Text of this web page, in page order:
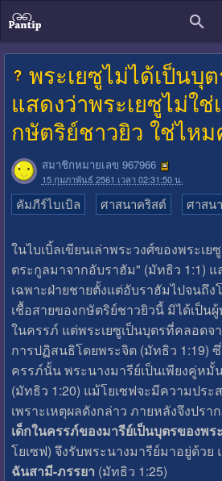
พระเยซูไม่ได้เป็นบุ
แสดงว่าพระเยซูไม่ใช่
กษัตริย์ชาวยิว ใช่ไห
สมาชิกหมายเลข 967966
15 กุมภาพันธ์ 2561 เวลา 02:31:50 น.
คัมภีร์ไบเบิล ศาสนาคริสต์ ศาสนา
ในไบเบิ้ลเขียนเล่าพระวงศ์ของพระเย
ตระกูลมาจากอับราฮัม" (มัทธิว 1:1)
เฉพาะฝ่ายชายตั้งแต่อับราฮัมไปจนถึง
เชื้อสายของกษัตริย์ชาวยิวนี้ มิได้เป็น
ในครรภ์ แต่พระเยซูเป็นบุตรที่คลอดจ
การปฏิสนธิโดยพระจิต (มัทธิว 1:19)
ครรภ์นั้น พระนางมารีย์เป็นเพียงคู่หมั้
(มัทธิว 1:20) แม้โยเซฟจะมีความปร
เพราะเหตุผลดังกล่าว ภายหลังจึงปร
เด็กในครรภ์ของมารีย์เป็นบุตรของพร
โยเซฟ) จึงรับพระนางมารีย์มาอยู่ด้วย
ฉันสามี-ภรรยา (มัทธิว 1:25)